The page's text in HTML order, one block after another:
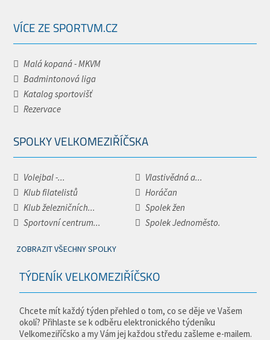
VÍCE ZE SPORTVM.CZ
Malá kopaná - MKVM
Badmintonová liga
Katalog sportovišť
Rezervace
SPOLKY VELKOMEZIŘÍČSKA
Volejbal -...
Vlastivědná a...
Klub filatelistů
Horáčan
Klub železničních...
Spolek žen
Sportovní centrum...
Spolek Jednoměsto.
ZOBRAZIT VŠECHNY SPOLKY
TÝDENÍK VELKOMEZIŘÍČSKO
Chcete mít každý týden přehled o tom, co se děje ve Vašem
okolí? Přihlaste se k odběru elektronického týdeníku
Velkomeziříčsko a my Vám jej každou středu zašleme e-mailem.